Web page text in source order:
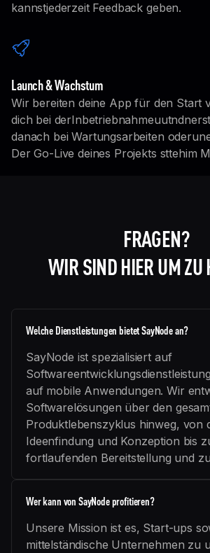
kannstjederzeit Feedback geben.
Launch & Wachstum
Wir bereiten deine App für den Start
dich bei
danach bei Wartungsarbeiten
Der Go-Live deines Projekts sttehim
FRAGEN?
WIR SIND HIER UM ZU
Welche Dienstleistungen bietet SayNode an?
SayNode ist spezialisiert auf
auf mobile Anwendungen. Wir
Softwarelösungen über den
Produktlebenszyklus hinweg, von
Ideenfindung und Konzeption bis
fortlaufenden Bereitstellung und
Wer kann von SayNode profitieren?
Unsere Mission ist es, Start-ups
mittelständische Unternehmen zu